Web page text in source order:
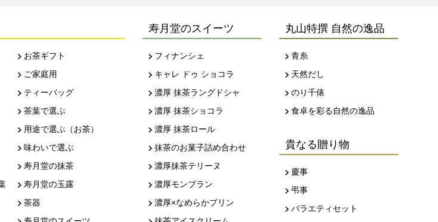
お茶ギフト
ご家庭用
ティーバッグ
茶葉で選ぶ
用途で選ぶ（お茶）
味わいで選ぶ
寿月堂の抹茶
寿月堂の玉露
茶器
寿月堂のスイーツ
フィナンシェ
キャレ ドゥ ショコラ
濃厚 抹茶ラングドシャ
濃厚 抹茶ショコラ
濃厚 抹茶ロール
抹茶のお菓子詰め合わせ
濃厚抹茶テリーヌ
濃厚モンブラン
濃厚×なめらかプリン
丸山特撰 自然の逸品
青糸
天然だし
のり千俵
食卓を彩る自然の逸品
貴なる贈り物
慶事
弔事
バラエティセット